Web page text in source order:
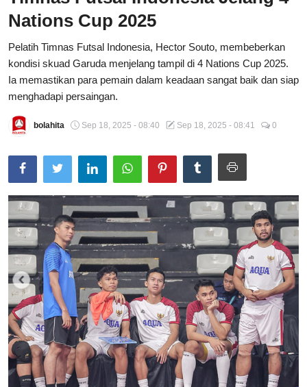
Total Sports
Contact
Pedoman Media Siber
Nations Cup 2025
Pelatih Timnas Futsal Indonesia, Hector Souto, membeberkan
kondisi skuad Garuda menjelang tampil di 4 Nations Cup 2025.
Ia memastikan para pemain dalam keadaan sangat baik dan siap
menghadapi persaingan.
bolahita Sep 18, 2025 - 08:40 Sep 18, 2025 - 08:41 0